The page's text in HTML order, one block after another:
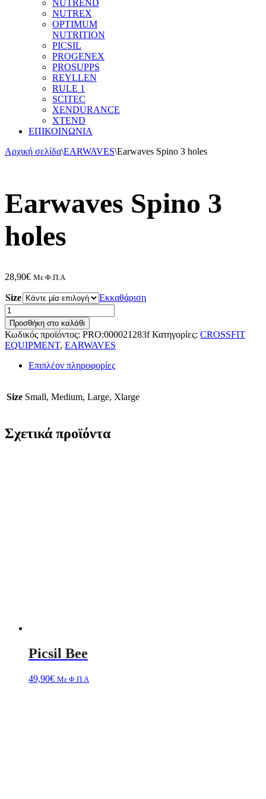
NUTREND
NUTREX
OPTIMUM
NUTRITION
PICSIL
PROGENEX
PROSUPPS
REYLLEN
RULE 1
SCITEC
XENDURANCE
XTEND
ΕΠΙΚΟΙΝΩΝΙΑ
Αρχική σελίδα\EARWAVES\Earwaves Spino 3 holes
Earwaves Spino 3
holes
28,90€ Με Φ.Π.Α
Size
Εκκαθάριση
Earwaves
Spino
3
holes
ποσότητα
Προσθήκη στο καλάθι
Κωδικός προϊόντος: PRO:000021283f Κατηγορίες: CROSSFIT
EQUIPMENT, EARWAVES
Επιπλέον πληροφορίες
Size Small, Medium, Large, Xlarge
Σχετικά προϊόντα
Picsil Bee
49,90€ Με Φ.Π.Α